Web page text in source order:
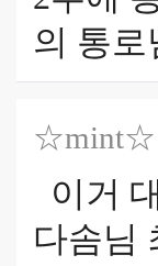
의 통로
☆mint☆
이거
다솜님